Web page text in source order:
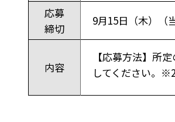
応募
締切
9月15日（木）（
内容
【応募方法】所
してください。